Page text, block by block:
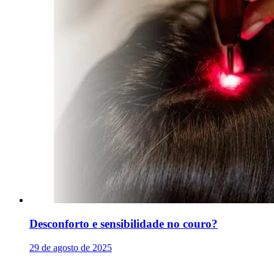
Desconforto e sensibilidade no couro?
29 de agosto de 2025